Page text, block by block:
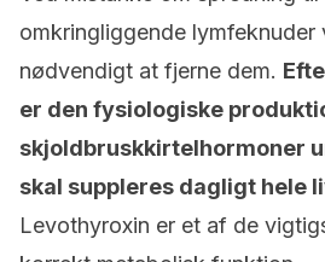
omkringliggende
nødvendigt at fjerne dem.
er den fysiologiske
skjoldbruskkirtelhormoner
skal suppleres dagligt hele
Levothyroxin er et af de